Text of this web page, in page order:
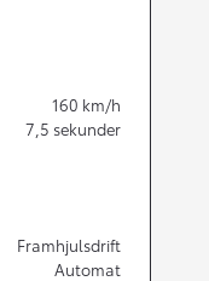
160 km/h
7,5 sekunder
Framhjulsdrift
Automat